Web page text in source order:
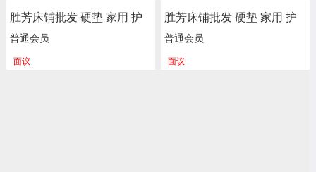
胜芳床铺批发 硬垫 家用 护
脊 独立 床垫 床褥子 弹簧垫
软垫 单人床垫 双人垫 学生
普通会员
面议
胜芳床铺批发 硬垫 家用 护
脊 独立 床垫 床褥子 弹簧垫
软垫 单人床垫 双人垫 学生
普通会员
面议